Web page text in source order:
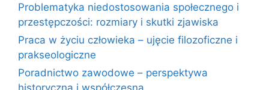
Problematyka niedostosowania społecznego i
przestępczości: rozmiary i skutki zjawiska
Praca w życiu człowieka – ujęcie filozoficzne i
prakseologiczne
Poradnictwo zawodowe – perspektywa
historyczna i współczesna